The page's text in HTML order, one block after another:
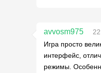
avvosm975
Игра просто
интерфейс,
режимы.